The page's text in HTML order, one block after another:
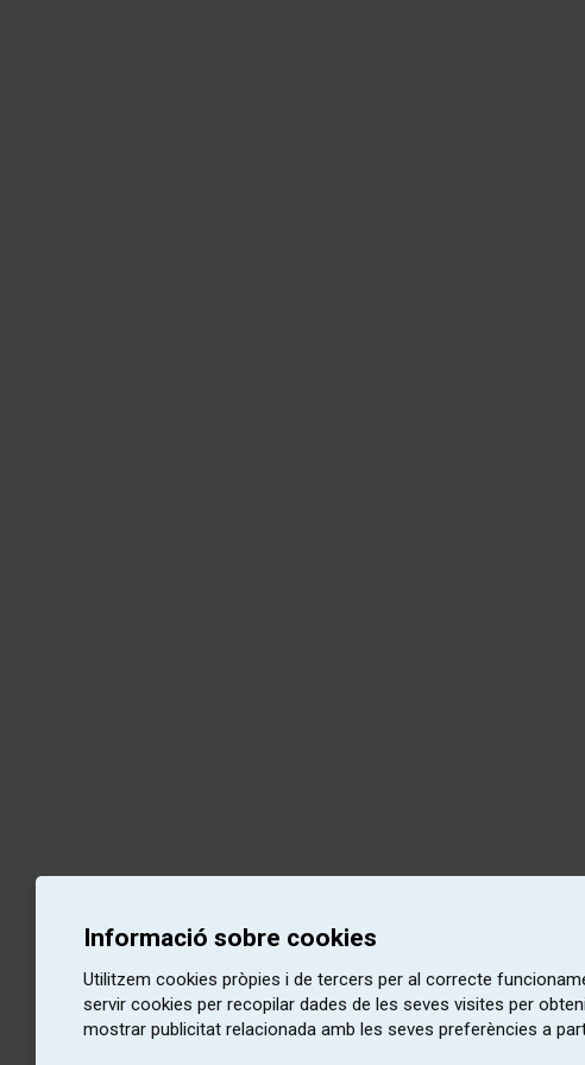
Informació sobre cookies
Utilitzem cookies pròpies i de tercers per al correcte
servir cookies per recopilar dades de les seves visites per
mostrar publicitat relacionada amb les seves preferències a